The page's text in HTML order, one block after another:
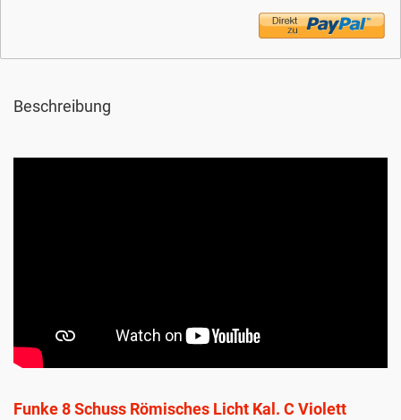
Beschreibung
Funke8 Schuss Römisches Licht Kal. C Violett